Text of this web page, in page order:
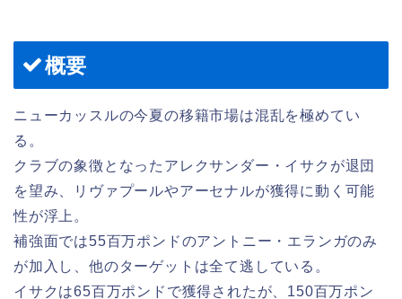
概要
ニューカッスルの今夏の移籍市場は混乱を極めてい
る。
クラブの象徴となったアレクサンダー・イサクが退団
を望み、リヴァプールやアーセナルが獲得に動く可能
性が浮上。
補強面では55百万ポンドのアントニー・エランガのみ
が加入し、他のターゲットは全て逃している。
イサクは65百万ポンドで獲得されたが、150百万ポン